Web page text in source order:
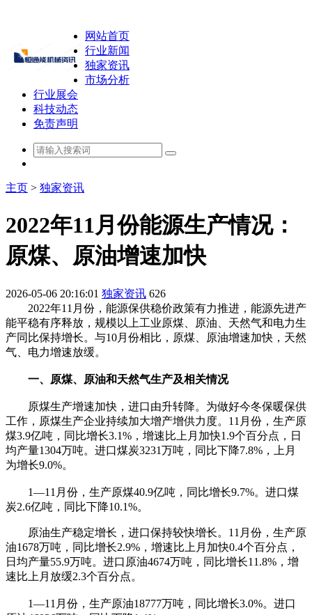
网站首页
行业新闻
独家资讯
市场分析
行业展会
科技动态
免责声明
主页 > 独家资讯
2022年11月份能源生产情况：
原煤、原油增速加快
2026-05-06 20:16:01 独家资讯 626
2022年11月份，能源保供稳价政策有力推进，能源先进产
能平稳有序释放，规模以上工业原煤、原油、天然气和电力生
产同比保持增长。与10月份相比，原煤、原油增速加快，天然
气、电力增速放缓。
一、原煤、原油和天然气生产及相关情况
原煤生产增速加快，进口由升转降。为做好今冬保暖保供
工作，原煤生产企业持续加大增产增供力度。11月份，生产原
煤3.9亿吨，同比增长3.1%，增速比上月加快1.9个百分点，日
均产量1304万吨。进口煤炭3231万吨，同比下降7.8%，上月
为增长9.0%。
1—11月份，生产原煤40.9亿吨，同比增长9.7%。进口煤
炭2.6亿吨，同比下降10.1%。
原油生产稳定增长，进口保持较快增长。11月份，生产原
油1678万吨，同比增长2.9%，增速比上月加快0.4个百分点，
日均产量55.9万吨。进口原油4674万吨，同比增长11.8%，增
速比上月放缓2.3个百分点。
1—11月份，生产原油18777万吨，同比增长3.0%。进口